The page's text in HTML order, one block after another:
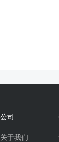
公司
关于我们